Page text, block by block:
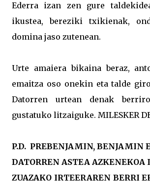
Ederra izan zen gure
ikustea, bereziki txikienak,
domina jaso zutenean.
Urte amaiera bikaina beraz,
emaitza oso onekin eta talde
Datorren urtean denak
gustatuko litzaiguke. MILESKER
P.D. PREBENJAMIN, BENJAMIN
DATORREN ASTEA AZKENEKOA
ZUAZAKO IRTEERAREN BERRI